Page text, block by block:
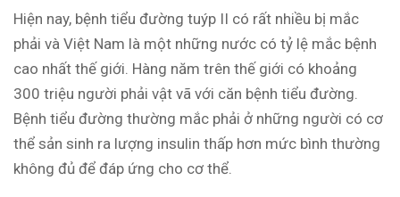
Hiện nay, bệnh tiểu đường tuýp II có rất nhiều bị mắc
phải và Việt Nam là một những nước có tỷ lệ mắc bệnh
cao nhất thế giới. Hàng năm trên thế giới có khoảng
300 triệu người phải vật vã với căn bệnh tiểu đường.
Bệnh tiểu đường thường mắc phải ở những người có cơ
thể sản sinh ra lượng insulin thấp hơn mức bình thường
không đủ để đáp ứng cho cơ thể.